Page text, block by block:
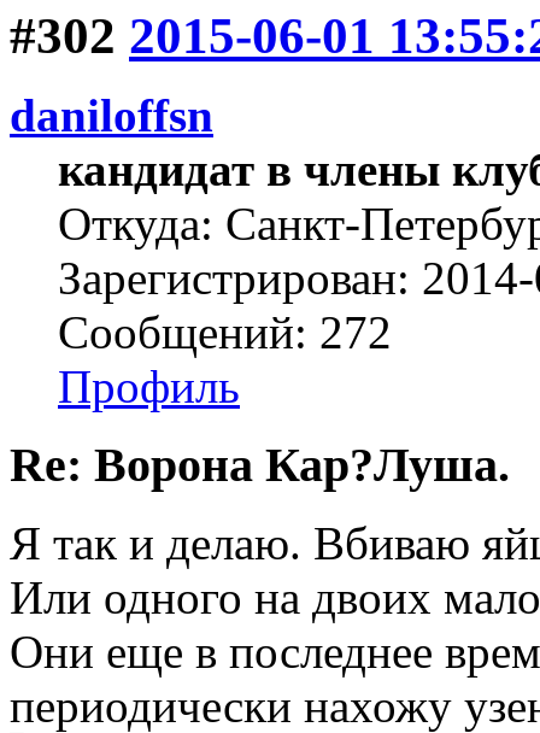
#302 2015-06-01
daniloffsn
кандидат в члены
Откуда: Санкт-
Зарегистрирован:
Сообщений: 272
Профиль
Re: Ворона Кар?Луша.
Я так и делаю. Вбиваю
Или одного на двоих
Они еще в последнее
периодически нахожу